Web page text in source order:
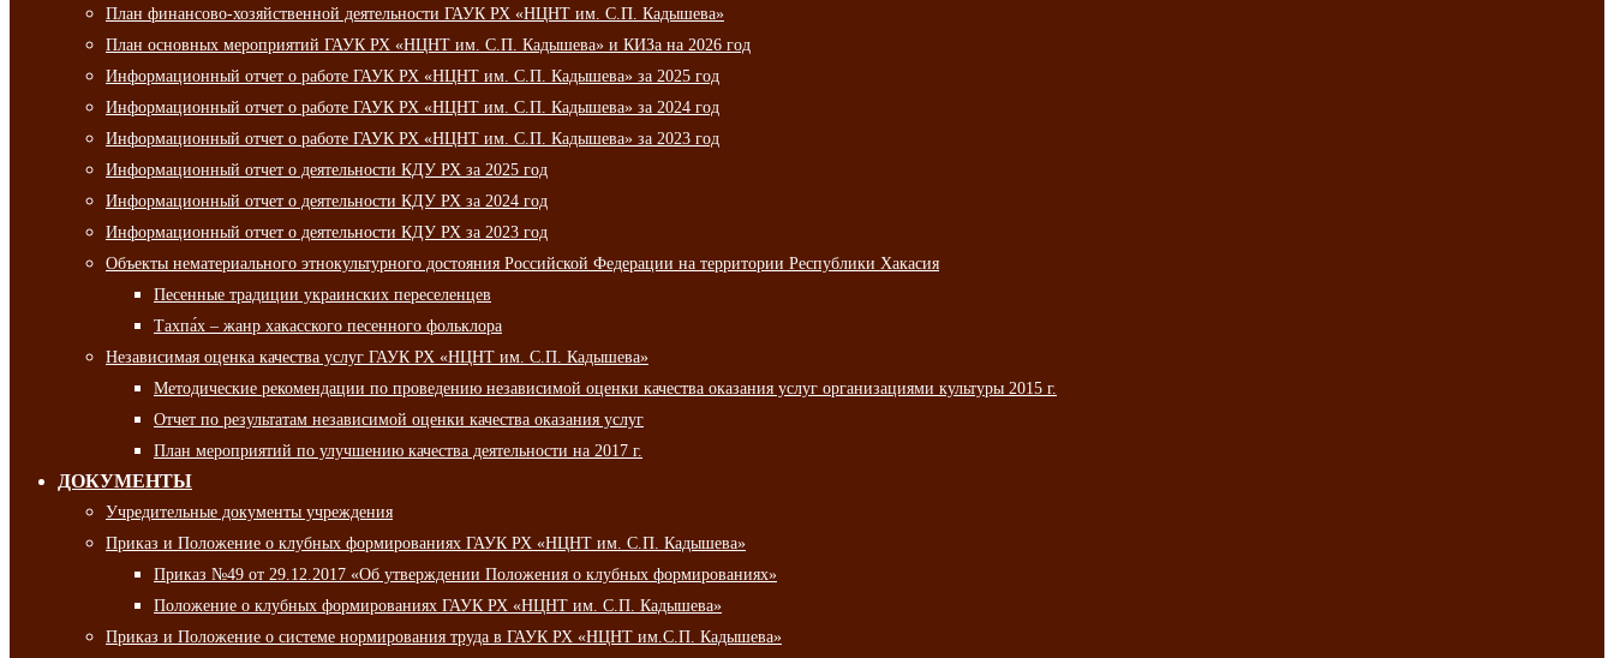
План финансово-хозяйственной деятельности ГАУК РХ «НЦНТ им. С.П. Кадышева»
План основных мероприятий ГАУК РХ «НЦНТ им. С.П. Кадышева» и КИЗа на 2026 год
Информационный отчет о работе ГАУК РХ «НЦНТ им. С.П. Кадышева» за 2025 год
Информационный отчет о работе ГАУК РХ «НЦНТ им. С.П. Кадышева» за 2024 год
Информационный отчет о работе ГАУК РХ «НЦНТ им. С.П. Кадышева» за 2023 год
Информационный отчет о деятельности КДУ РХ за 2025 год
Информационный отчет о деятельности КДУ РХ за 2024 год
Информационный отчет о деятельности КДУ РХ за 2023 год
Объекты нематериального этнокультурного достояния Российской Федерации на территории Республики Хакасия
Песенные традиции украинских переселенцев
Тахпа́х – жанр хакасского песенного фольклора
Независимая оценка качества услуг ГАУК РХ «НЦНТ им. С.П. Кадышева»
Методические рекомендации по проведению независимой оценки качества оказания услуг организациями культуры 2015 г.
Отчет по результатам независимой оценки качества оказания услуг
План мероприятий по улучшению качества деятельности на 2017 г.
ДОКУМЕНТЫ
Учредительные документы учреждения
Приказ и Положение о клубных формированиях ГАУК РХ «НЦНТ им. С.П. Кадышева»
Приказ №49 от 29.12.2017 «Об утверждении Положения о клубных формированиях»
Положение о клубных формированиях ГАУК РХ «НЦНТ им. С.П. Кадышева»
Приказ и Положение о системе нормирования труда в ГАУК РХ «НЦНТ им.С.П. Кадышева»